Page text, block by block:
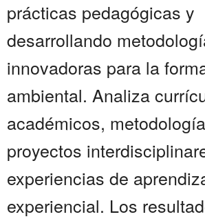
prácticas pedagógicas y
desarrollando
innovadoras para la
ambiental. Analiza
académicos,
proyectos
experiencias de
experiencial. Los